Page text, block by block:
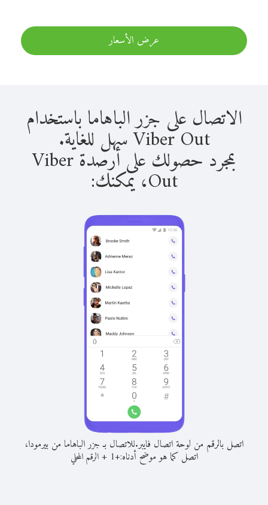
عرض الأسعار
الاتصال على جزر الباهاما باستخدام
Viber Out سهل للغاية.
بمجرد حصولك على أرصدة Viber
Out، يمكنك:
اتصل بالرقم من لوحة اتصال فايبر.للاتصال بـ جزر الباهاما من بيرمودا،
اتصل كما هو موضح أدناه:+
1
+الرقم المحلي